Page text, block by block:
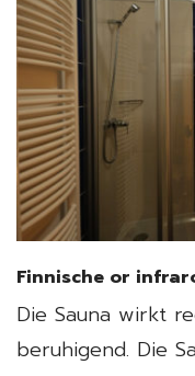
Finnische or
Die Sauna wirkt
beruhigend. Die